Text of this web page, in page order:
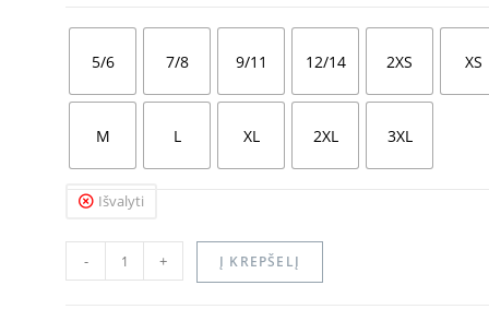
5/6 7/8 9/11 12/14 2XS XS
M L XL 2XL 3XL
Išvalyti
- + Į KREPŠELĮ